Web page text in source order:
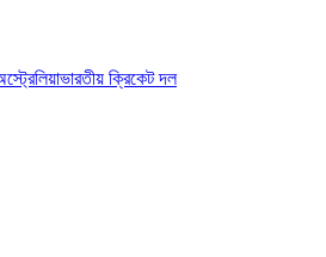
ভারতীয় ক্রিকেট দল